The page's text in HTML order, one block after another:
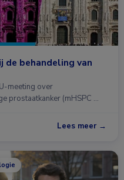
de behandeling van
meeting over
prostaatkanker (mHSPC …
Lees meer →